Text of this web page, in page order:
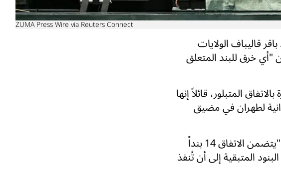
ZUMA Press Wire via Reuters Connect
قاليباف الولايات
"أي خرق للبند المتعلق
المتبلور، قائلاً إنها
لطهران في مضيق
وبشأن تنفيذ مذكرة التفاهم، قال: "يتضمن الاتفاق 14 بنداً
المتبقية إلى أن تُنفذ